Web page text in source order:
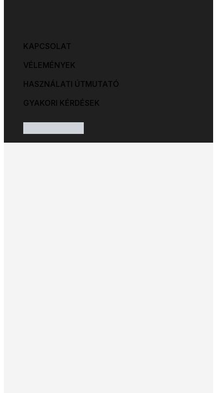
KAPCSOLAT
VÉLEMÉNYEK
HASZNÁLATI ÚTMUTATÓ
GYAKORI KÉRDÉSEK